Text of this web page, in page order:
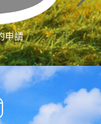
申請